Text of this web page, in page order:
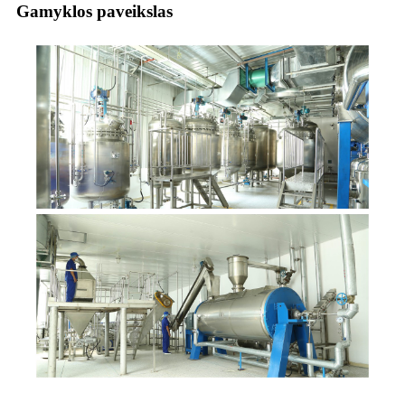
Gamyklos paveikslas